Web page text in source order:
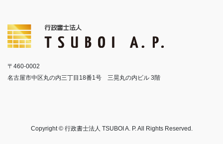
〒460-0002
名古屋市中区丸の内三丁目18番1号 三晃丸の内ビル 3階
Copyright © 行政書士法人 TSUBOI A. P. All Rights Reserved.